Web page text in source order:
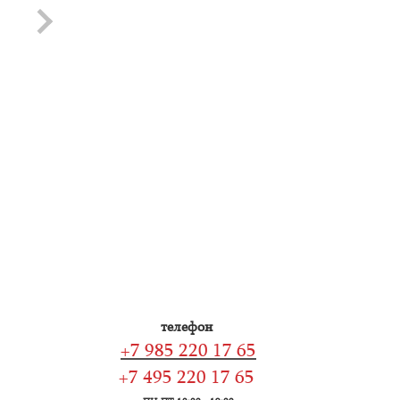
телефон
+7 985 220 17 65
+7 495 220 17 65